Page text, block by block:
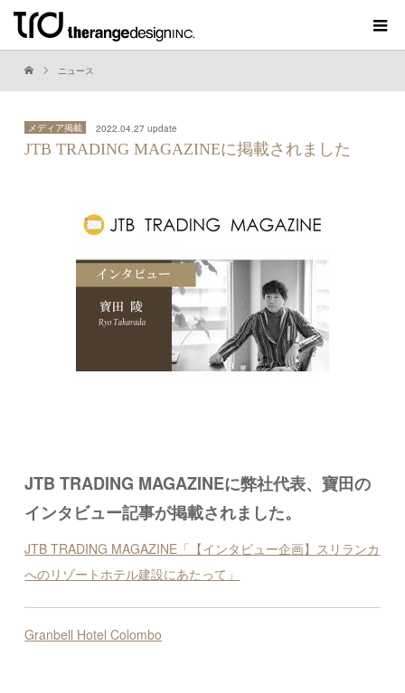
ニュース
メディア掲載 2022.04.27 update
JTB TRADING MAGAZINEに掲載されました
JTB TRADING MAGAZINEに弊社代表、寶田の
インタビュー記事が掲載されました。
JTB TRADING MAGAZINE「【インタビュー企画】スリランカ
へのリゾートホテル建設にあたって」
Granbell Hotel Colombo